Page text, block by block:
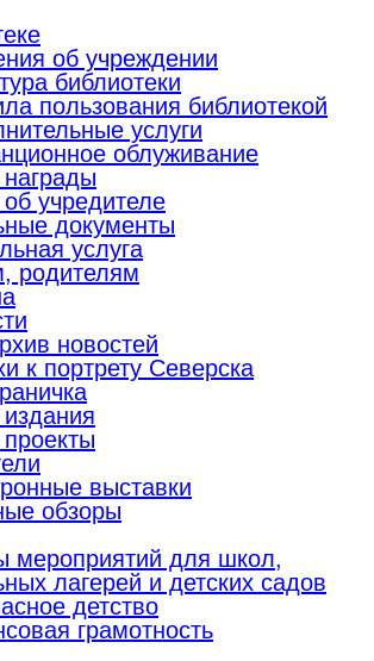
об учреждении
библиотеки
пользования библиотекой
услуги
облуживание
учредителе
документы
услуга
родителям
новостей
к портрету Северска
выставки
обзоры
мероприятий для школ,
лагерей и детских садов
детство
грамотность